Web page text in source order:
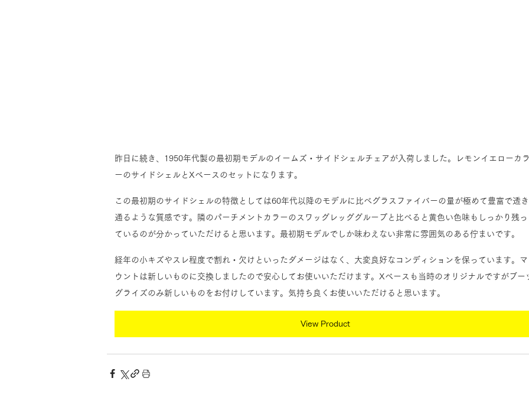
昨日に続き、1950年代製の最初期モデルのイームズ・サイドシェルチェアが入荷しました。レモンイエローカラ
ーのサイドシェルとXベースのセットになります。
この最初期のサイドシェルの特徴としては60年代以降のモデルに比べグラスファイバーの量が極めて豊富で透き
通るような質感です。隣のパーチメントカラーのスワッグレッググループと比べると黄色い色味もしっかり残っ
ているのが分かっていただけると思います。最初期モデルでしか味わえない非常に雰囲気のある佇まいです。
経年の小キズやスレ程度で割れ・欠けといったダメージはなく、大変良好なコンディションを保っています。マ
ウントは新しいものに交換しましたので安心してお使いいただけます。Xベースも当時のオリジナルですがブー
グライズのみ新しいものをお付けしています。気持ち良くお使いいただけると思います。
View Product